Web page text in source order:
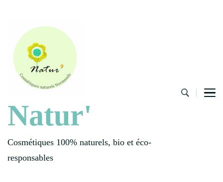
Natur'
Cosmétiques 100% naturels, bio et éco-
responsables